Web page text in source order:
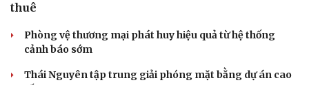
thuê
Phòng vệ thương mại phát huy hiệu quả từ hệ thống
cảnh báo sớm
Thái Nguyên tập trung giải phóng mặt bằng dự án cao